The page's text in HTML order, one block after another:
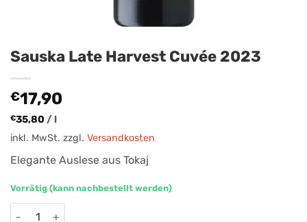
Sauska Late Harvest Cuvée 2023
€17,90
€35,80 /l
inkl. MwSt. zzgl. Versandkosten
Elegante Auslese aus Tokaj
Vorrätig (kann nachbestellt werden)
Sauska Late Harvest Cuvée 2023 Menge